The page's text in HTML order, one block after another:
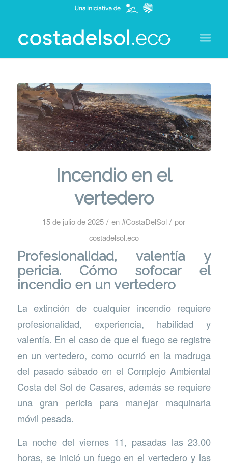
Incendio en el
vertedero
15 de julio de 2025 / en#CostaDelSol / por
costadelsol.eco
Profesionalidad, valentía y
pericia. Cómo sofocar el
incendio en un vertedero
La extinción de cualquier incendio requiere
profesionalidad, experiencia, habilidad y
valentía. En el caso de que el fuego se registre
en un vertedero, como ocurrió en la madruga
del pasado sábado en el Complejo Ambiental
Costa del Sol de Casares, además se requiere
una gran pericia para manejar maquinaria
móvil pesada.
La noche del viernes 11, pasadas las 23.00
horas, se inició un fuego en el vertedero y las